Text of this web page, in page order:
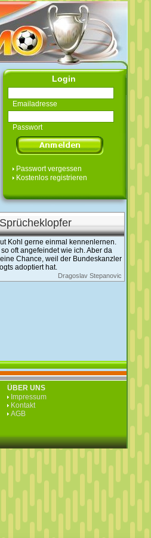
Login
Emailadresse
Passwort
Passwort vergessen
Kostenlos registrieren
Kohl gerne einmal kennenlernen.
oft angefeindet wie ich. Aber da
Chance, weil der Bundeskanzler
adoptiert hat.
Dragoslav Stepanovic
ÜBER UNS
Impressum
Kontakt
AGB